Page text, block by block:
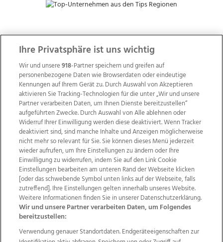
ZUR NACHRICHTENÜBERSICHT
Wir über uns Mediadaten Kontakt
Jobs
Datenschutz
Impressum
AGB Anzeigekunden
AGB Website
Ehrenkodex Politische Werbung
Weitere Angebote des Medienhauses Wimmer
Ihre Privatsphäre ist uns wichtig
Wir und unsere918-Partner speichern und greifen auf
personenbezogene Daten wie Browserdaten oder eindeutige
Kennungen auf Ihrem Gerät zu. Durch Auswahl von Akzeptieren
aktivieren Sie Tracking-Technologien für die unter „Wir und unsere
Partner verarbeiten Daten, um Ihnen Dienste bereitzustellen“
aufgeführten Zwecke. Durch Auswahl von Alle ablehnen oder
Widerruf Ihrer Einwilligung werden diese deaktiviert. Wenn Tracker
deaktiviert sind, sind manche Inhalte und Anzeigen möglicherweise
nicht mehr so relevant für Sie. Sie können dieses Menü jederzeit
wieder aufrufen, um Ihre Einstellungen zu ändern oder Ihre
Einwilligung zu widerrufen, indem Sie auf den Link Cookie
Einstellungen bearbeiten am unteren Rand der Webseite klicken
[oder das schwebende Symbol unten links auf der Webseite, falls
zutreffend]. Ihre Einstellungen gelten innerhalb unseres Website.
Weitere Informationen finden Sie in unserer Datenschutzerklärung.
Wir und unsere Partner verarbeiten Daten, um Folgendes
bereitzustellen:
Verwendung genauer Standortdaten. Endgeräteeigenschaften zur